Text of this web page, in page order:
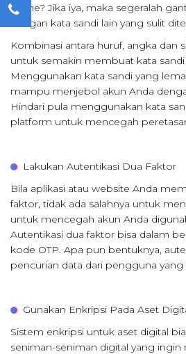
online? Jika iya, maka segeralah
dengan kata sandi lain yang sulit
Kombinasi antara huruf, angka dan
untuk semakin membuat kata
Menggunakan kata sandi yang
mampu menjebol akun Anda
Hindari pula menggunakan kata
platform untuk mencegah
Lakukan Autentikasi Dua Faktor
Bila aplikasi atau website Anda
faktor, tidak ada salahnya untuk
untuk mencegah akun Anda
Autentikasi dua faktor bisa dalam
kode OTP. Apa pun bentuknya,
pencurian data dari pengguna yang
Gunakan Enkripsi Pada Aset
Sistem enkripsi untuk aset digital
seniman-seniman digital yang